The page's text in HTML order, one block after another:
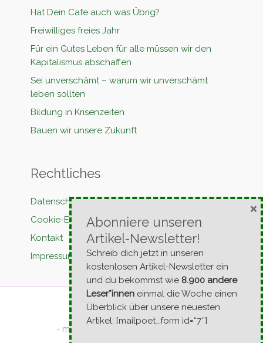
Hat Dein Cafe auch was Übrig?
Freiwilliges freies Jahr
Für ein Gutes Leben für alle müssen wir den
Kapitalismus abschaffen
Sei unverschämt – warum wir unverschämt
leben sollten
Bildung in Krisenzeiten
Bauen wir unsere Zukunft
Rechtliches
Datenschutzerklärung
Cookie-Erklärung
Kontakt
Impressum
- mit Wildheit und Liebe - seit 2009 -
Abonniere unseren
Artikel-Newsletter!
Schreib dich jetzt in unseren
kostenlosen Artikel-Newsletter ein
und du bekommst wie 8.900 andere
Leser*innen einmal die Woche einen
Überblick über unsere neuesten
Artikel: [mailpoet_form id=“7″]
×